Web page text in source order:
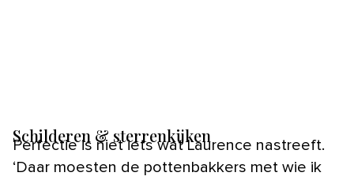
Schilderen & sterrenkijken
Perfectie is niet iets wat Laurence nastreeft.
‘Daar moesten de pottenbakkers met wie ik